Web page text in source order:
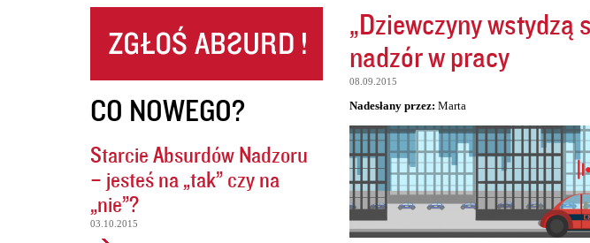
CO NOWEGO?
Starcie Absurdów Nadzoru
– jesteś na „tak” czy na
„nie”?
03.10.2015
„Dziewczyny
nadzór w pracy
08.09.2015
Nadesłany przez: Marta